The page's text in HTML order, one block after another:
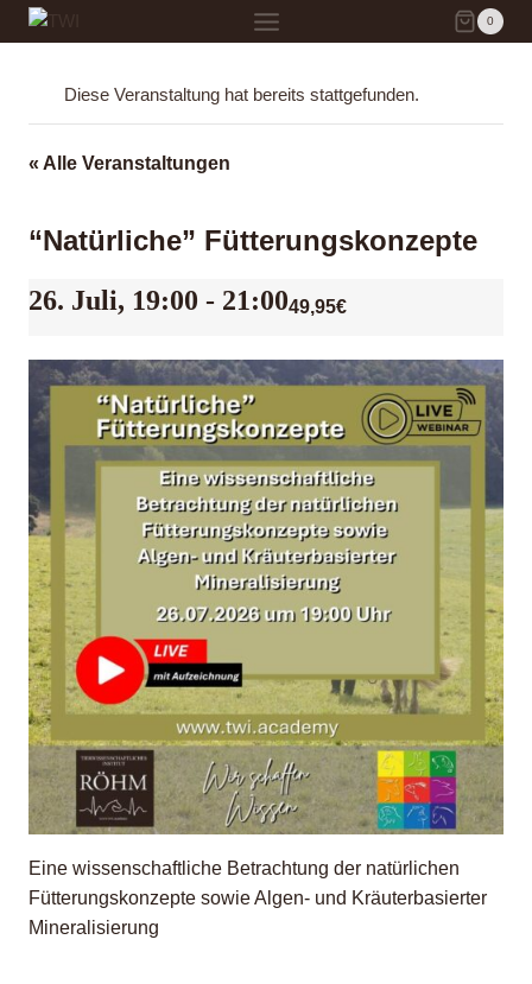
Zum
Inhalt
0
Diese Veranstaltung hat bereits stattgefunden.
« Alle Veranstaltungen
“Natürliche” Fütterungskonzepte
26. Juli, 19:00 - 21:0049,95€
Eine wissenschaftliche Betrachtung der natürlichen
Fütterungskonzepte sowie Algen- und Kräuterbasierter
Mineralisierung